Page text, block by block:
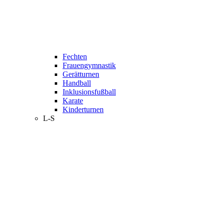
Fechten
Frauengymnastik
Gerätturnen
Handball
Inklusionsfußball
Karate
Kinderturnen
L-S